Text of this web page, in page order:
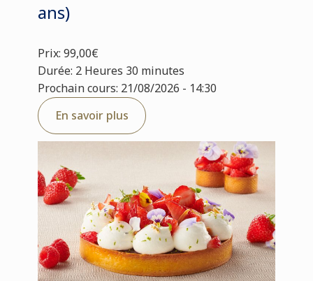
ans)
Prix: 99,00€
Durée: 2 Heures 30 minutes
Prochain cours: 21/08/2026 - 14:30
En savoir plus